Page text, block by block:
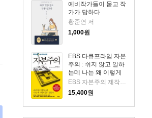
예비작가들이 묻고 작
가가 답하다
황준연 저
1,000원
EBS 다큐프라임 자본
주의 : 쉬지 않고 일하
는데 나는 왜 이렇게
살기 힘든가
EBS 자본주의 제작팀 저/EBS MEDIA 기획
15,400원